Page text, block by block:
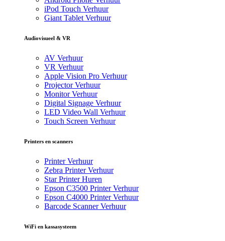
iPod Touch Verhuur
Giant Tablet Verhuur
Audiovisueel & VR
AV Verhuur
VR Verhuur
Apple Vision Pro Verhuur
Projector Verhuur
Monitor Verhuur
Digital Signage Verhuur
LED Video Wall Verhuur
Touch Screen Verhuur
Printers en scanners
Printer Verhuur
Zebra Printer Verhuur
Star Printer Huren
Epson C3500 Printer Verhuur
Epson C4000 Printer Verhuur
Barcode Scanner Verhuur
WiFi en kassasysteem